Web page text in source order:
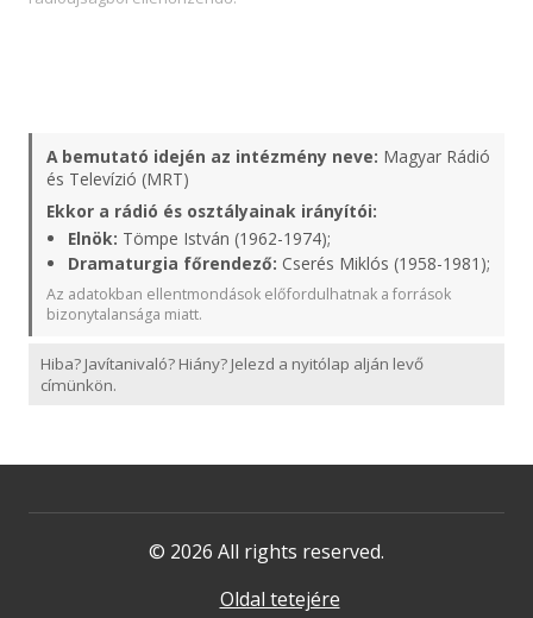
A bemutató idején az intézmény neve: Magyar Rádió
és Televízió (MRT)
Ekkor a rádió és osztályainak irányítói:
Elnök: Tömpe István (1962-1974);
Dramaturgia főrendező: Cserés Miklós (1958-1981);
Az adatokban ellentmondások előfordulhatnak a források
bizonytalansága miatt.
Hiba? Javítanivaló? Hiány? Jelezd a nyitólap alján levő
címünkön.
© 2026 All rights reserved.
Oldal tetejére